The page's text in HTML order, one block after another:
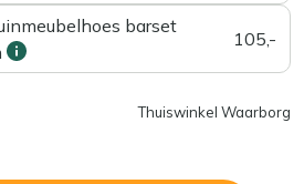
barset
105,-
Thuiswinkel Waarborg